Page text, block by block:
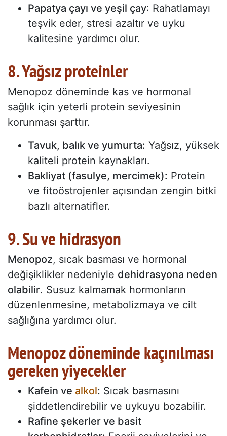
Papatya çayı ve yeşil çay: Rahatlamayı
teşvik eder, stresi azaltır ve uyku
kalitesine yardımcı olur.
8. Yağsız proteinler
Menopoz döneminde kas ve hormonal
sağlık için yeterli protein seviyesinin
korunması şarttır.
Tavuk, balık ve yumurta: Yağsız, yüksek
kaliteli protein kaynakları.
Bakliyat (fasulye, mercimek): Protein
ve fitoöstrojenler açısından zengin bitki
bazlı alternatifler.
9. Su ve hidrasyon
Menopoz, sıcak basması ve hormonal
değişiklikler nedeniyle dehidrasyona neden
olabilir. Susuz kalmamak hormonların
düzenlenmesine, metabolizmaya ve cilt
sağlığına yardımcı olur.
Menopoz döneminde kaçınılması
gereken yiyecekler
Kafein ve alkol: Sıcak basmasını
şiddetlendirebilir ve uykuyu bozabilir.
Rafine şekerler ve basit